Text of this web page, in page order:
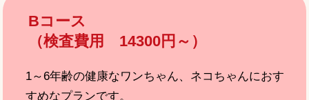
Bコース
（検査費用 14300円～）
1～6年齢の健康なワンちゃん、ネコちゃんにおす
すめなプランです。